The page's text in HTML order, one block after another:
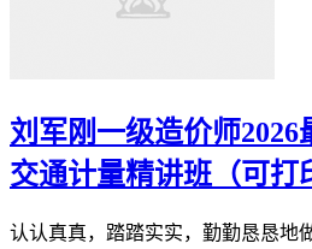
刘军刚一级造价师2026
交通计量精讲班（可打
认认真真，踏踏实实，勤勤恳恳地